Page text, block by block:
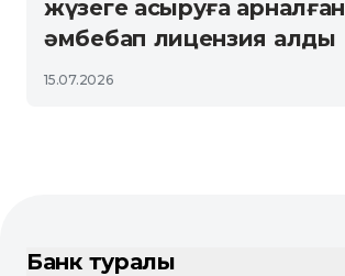
жүзеге асыруға арналған
әмбебап лицензия алды
15.07.2026
Банк туралы